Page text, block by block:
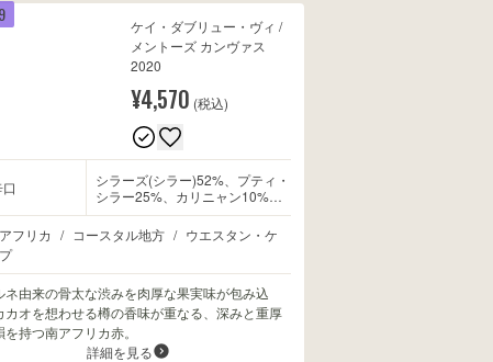
ケイ・ダブリュー・ヴィ /
メントーズ カンヴァス
2020
¥4,570 (税込)
シラーズ(シラー)52%、プティ・
シラー25%、カリニャン10%、
テンプラニーリョ8%、ムールヴ
ェードル5%
フリカ / コースタル地方 / ウエスタン・ケ
ネ由来の骨太な渋みを肉厚な果実味が包み込
カオを想わせる樽の香味が重なる、深みと重厚
持つ南アフリカ赤。
詳細を見る